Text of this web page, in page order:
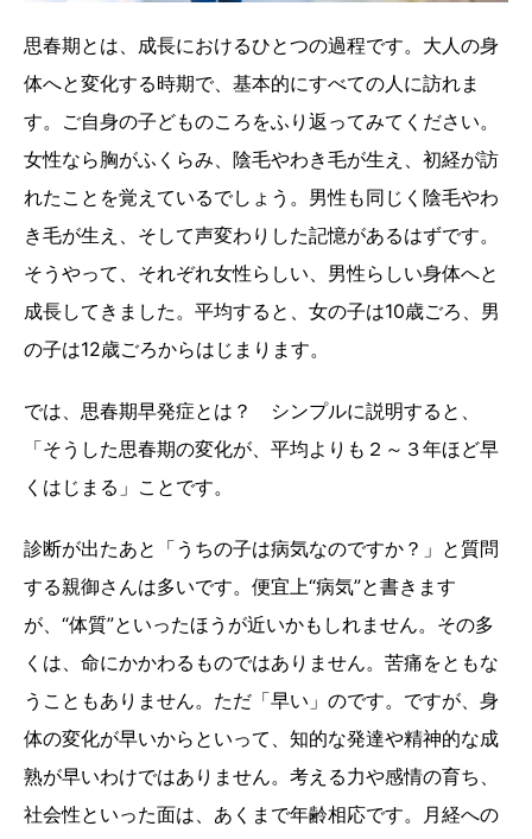
思春期とは、成長におけるひとつの過程です。大人の身
体へと変化する時期で、基本的にすべての人に訪れま
す。ご自身の子どものころをふり返ってみてください。
女性なら胸がふくらみ、陰毛やわき毛が生え、初経が訪
れたことを覚えているでしょう。男性も同じく陰毛やわ
き毛が生え、そして声変わりした記憶があるはずです。
そうやって、それぞれ女性らしい、男性らしい身体へと
成長してきました。平均すると、女の子は10歳ごろ、男
の子は12歳ごろからはじまります。
では、思春期早発症とは？ シンプルに説明すると、
「そうした思春期の変化が、平均よりも２～３年ほど早
くはじまる」ことです。
診断が出たあと「うちの子は病気なのですか？」と質問
する親御さんは多いです。便宜上“病気”と書きます
が、“体質”といったほうが近いかもしれません。その多
くは、命にかかわるものではありません。苦痛をともな
うこともありません。ただ「早い」のです。ですが、身
体の変化が早いからといって、知的な発達や精神的な成
熟が早いわけではありません。考える力や感情の育ち、
社会性といった面は、あくまで年齢相応です。月経への